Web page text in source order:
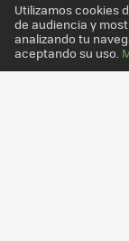
Utilizamos cookies
de audiencia y
analizando tu
aceptando su uso.